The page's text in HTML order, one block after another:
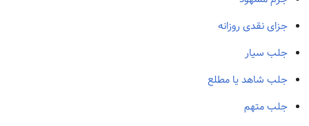
جزای نقدی روزانه
جلب سیار
جلب شاهد یا مطلع
جلب متهم